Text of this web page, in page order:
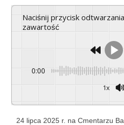
Naciśnij przycisk odtwarzania, aby odsłuchać tę
zawartość
0:00
1x
24 lipca 2025 r. na Cmentarzu